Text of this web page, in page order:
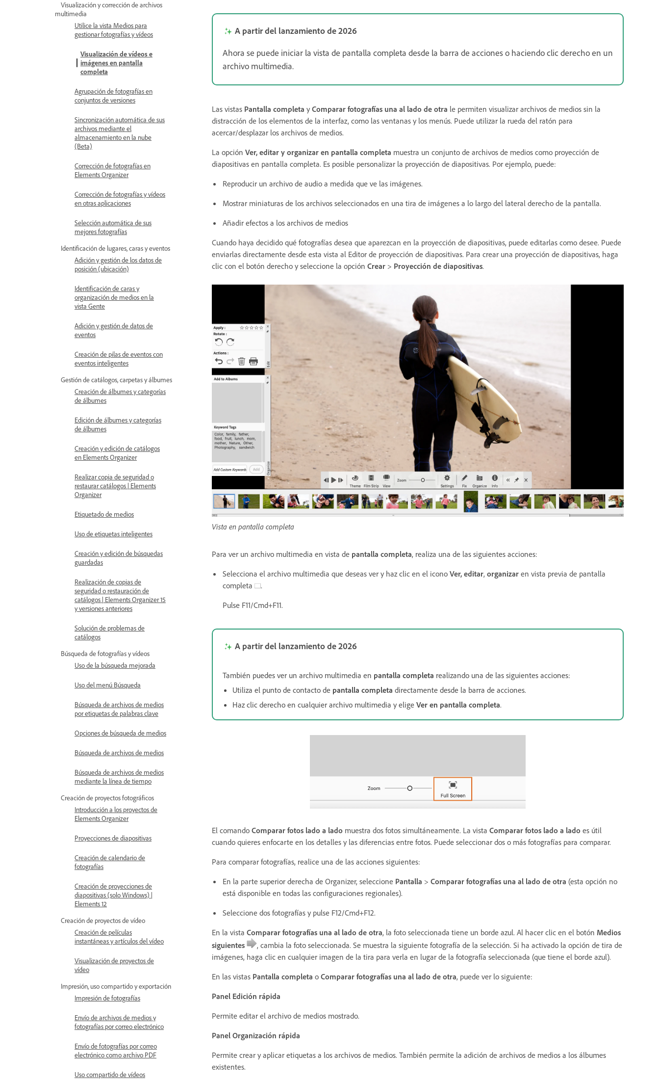
Visualización y corrección de archivos
multimedia
Utilice la vista Medios para
gestionar fotografías y vídeos
Visualización de vídeos e
imágenes en pantalla
completa
Agrupación de fotografías en
conjuntos de versiones
Sincronización automática de sus
archivos mediante el
almacenamiento en la nube
(Beta)
Corrección de fotografías en
Elements Organizer
Corrección de fotografías y vídeos
en otras aplicaciones
Selección automática de sus
mejores fotografías
Identificación de lugares, caras y eventos
Adición y gestión de los datos de
posición (ubicación)
Identificación de caras y
organización de medios en la
vista Gente
Adición y gestión de datos de
eventos
Creación de pilas de eventos con
eventos inteligentes
Gestión de catálogos, carpetas y álbumes
Creación de álbumes y categorías
de álbumes
Edición de álbumes y categorías
de álbumes
Creación y edición de catálogos
en Elements Organizer
Realizar copia de seguridad o
restaurar catálogos | Elements
Organizer
Etiquetado de medios
Uso de etiquetas inteligentes
Creación y edición de búsquedas
guardadas
Realización de copias de
seguridad o restauración de
catálogos | Elements Organizer 15
y versiones anteriores
Solución de problemas de
catálogos
Búsqueda de fotografías y vídeos
Uso de la búsqueda mejorada
Uso del menú Búsqueda
Búsqueda de archivos de medios
por etiquetas de palabras clave
Opciones de búsqueda de medios
Búsqueda de archivos de medios
Búsqueda de archivos de medios
mediante la línea de tiempo
Creación de proyectos fotográficos
Introducción a los proyectos de
Elements Organizer
Proyecciones de diapositivas
Creación de calendario de
fotografías
Creación de proyecciones de
diapositivas (solo Windows) |
Elements 12
Creación de proyectos de vídeo
Creación de películas
instantáneas y artículos del vídeo
Visualización de proyectos de
vídeo
Impresión, uso compartido y exportación
Impresión de fotografías
Envío de archivos de medios y
fotografías por correo electrónico
Envío de fotografías por correo
electrónico como archivo PDF
Uso compartido de vídeos
A partir del lanzamiento de 2026
Ahora se puede iniciar la vista de pantalla completa desde la barra de acciones o haciendo clic derecho en un
archivo multimedia.
Las vistas Pantalla completa y Comparar fotografías una al lado de otra le permiten visualizar archivos de medios sin la
distracción de los elementos de la interfaz, como las ventanas y los menús. Puede utilizar la rueda del ratón para
acercar/desplazar los archivos de medios.
La opción Ver, editar y organizar en pantalla completa muestra un conjunto de archivos de medios como proyección de
diapositivas en pantalla completa. Es posible personalizar la proyección de diapositivas. Por ejemplo, puede:
Reproducir un archivo de audio a medida que ve las imágenes.
Mostrar miniaturas de los archivos seleccionados en una tira de imágenes a lo largo del lateral derecho de la pantalla.
Añadir efectos a los archivos de medios
Cuando haya decidido qué fotografías desea que aparezcan en la proyección de diapositivas, puede editarlas como desee. Puede
enviarlas directamente desde esta vista al Editor de proyección de diapositivas. Para crear una proyección de diapositivas, haga
clic con el botón derecho y seleccione la opción Crear > Proyección de diapositivas.
Vista en pantalla completa
Para ver un archivo multimedia en vista de pantalla completa, realiza una de las siguientes acciones:
Selecciona el archivo multimedia que deseas ver y haz clic en el icono Ver, editar, organizar en vista previa de pantalla
completa
.
Pulse F11/Cmd+F11.
A partir del lanzamiento de 2026
También puedes ver un archivo multimedia en pantalla completa realizando una de las siguientes acciones:
Utiliza el punto de contacto de pantalla completa directamente desde la barra de acciones.
Haz clic derecho en cualquier archivo multimedia y elige Ver en pantalla completa.
El comando Comparar fotos lado a lado muestra dos fotos simultáneamente. La vista Comparar fotos lado a lado es útil
cuando quieres enfocarte en los detalles y las diferencias entre fotos. Puede seleccionar dos o más fotografías para comparar.
Para comparar fotografías, realice una de las acciones siguientes:
En la parte superior derecha de Organizer, seleccione Pantalla > Comparar fotografías una al lado de otra (esta opción no
está disponible en todas las configuraciones regionales).
Seleccione dos fotografías y pulse F12/Cmd+F12.
En la vista Comparar fotografías una al lado de otra, la foto seleccionada tiene un borde azul. Al hacer clic en el botón Medios
siguientes
, cambia la foto seleccionada. Se muestra la siguiente fotografía de la selección. Si ha activado la opción de tira de
imágenes, haga clic en cualquier imagen de la tira para verla en lugar de la fotografía seleccionada (que tiene el borde azul).
En las vistas Pantalla completa o Comparar fotografías una al lado de otra, puede ver lo siguiente:
Panel Edición rápida
Permite editar el archivo de medios mostrado.
Panel Organización rápida
Permite crear y aplicar etiquetas a los archivos de medios. También permite la adición de archivos de medios a los álbumes
existentes.